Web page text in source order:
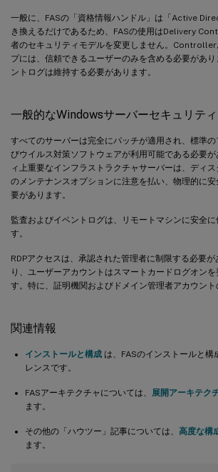
一般に、FASの「資格情報ハンドル」は「Active
き換えるだけであるため、FASの使用はDelivery
者のセキュリティモデルを変更しません。Controller
プには、信頼できるユーザーのみを含める必要があ
ントログは維持する必要があります。
一般的なWindowsサーバーセキュリティ
すべてのサーバーは完全にパッチが適用され、標準の
びウイルス対策ソフトウェアが利用可能である必要
ィ上重要なインフラストラクチャサーバーは、ディ
のメンテナンスオプションに注意を払い、物理的に
要があります。
監査およびイベントログは、リモートマシンに安全に
す。
RDPアクセスは、承認された管理者に制限する必要
り、ユーザーアカウントはスマートカードログオン
す。特に、証明機関およびドメイン管理者アカウント
関連情報
インストールと構成 は、FASのインストールと構
レンスです。
FASアーキテクチャについては、 展開アーキテク
ます。
その他の「ハウツー」記事については、 高度な構
ます。